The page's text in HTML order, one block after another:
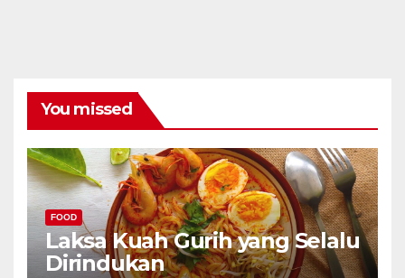
You missed
FOOD
Laksa Kuah Gurih yang Selalu
Dirindukan